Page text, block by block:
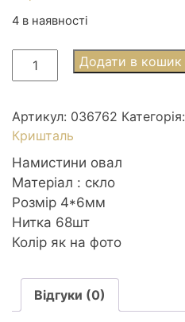
4 в наявності
Скло
овал
68шт
з
переливом
прозорий
30528
кількість
Додати в кошик
Артикул: 036762 Категорія:
Кришталь
Намистини овал
Матеріал : скло
Розмір 4*6мм
Нитка 68шт
Колір як на фото
Відгуки (0)